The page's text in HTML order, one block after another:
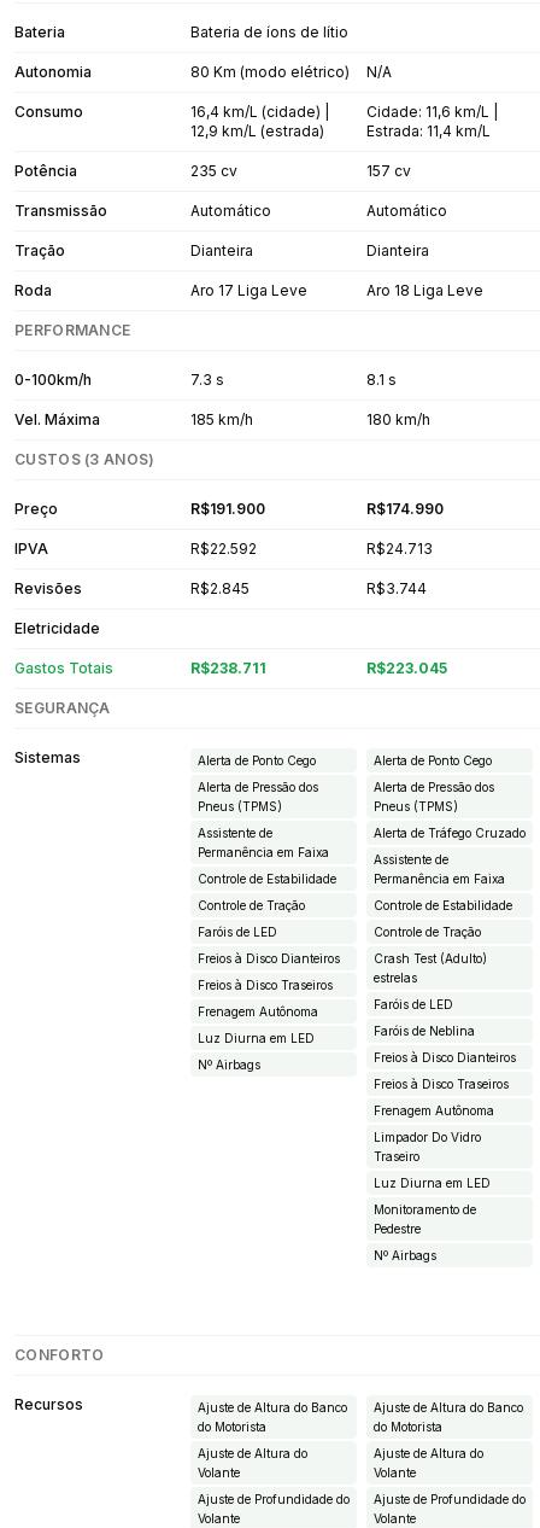
Bateria Bateria de íons de lítio
Autonomia 80 Km (modo elétrico) N/A
Consumo
16,4 km/L (cidade) |
12,9 km/L (estrada)
Cidade: 11,6 km/L |
Estrada: 11,4 km/L
Potência 235 cv 157 cv
Transmissão Automático Automático
Tração Dianteira Dianteira
Roda Aro 17 Liga Leve Aro 18 Liga Leve
PERFORMANCE
0-100km/h 7.3 s 8.1 s
Vel. Máxima 185 km/h 180 km/h
CUSTOS (3 ANOS)
Preço R$191.900 R$174.990
IPVA R$22.592 R$24.713
Revisões R$2.845 R$3.744
Eletricidade
Gastos Totais R$238.711 R$223.045
SEGURANÇA
Sistemas
Alerta de Ponto Cego
Alerta de Pressão dos
Pneus (TPMS)
Assistente de
Permanência em Faixa
Controle de Estabilidade
Controle de Tração
Faróis de LED
Freios à Disco Dianteiros
Freios à Disco Traseiros
Frenagem Autônoma
Luz Diurna em LED
Nº Airbags
Alerta de Ponto Cego
Alerta de Pressão dos
Pneus (TPMS)
Alerta de Tráfego Cruzado
Assistente de
Permanência em Faixa
Controle de Estabilidade
Controle de Tração
Crash Test (Adulto)
estrelas
Faróis de LED
Faróis de Neblina
Freios à Disco Dianteiros
Freios à Disco Traseiros
Frenagem Autônoma
Limpador Do Vidro
Traseiro
Luz Diurna em LED
Monitoramento de
Pedestre
Nº Airbags
CONFORTO
Recursos
Ajuste de Altura do Banco
do Motorista
Ajuste de Altura do
Volante
Ajuste de Profundidade do
Volante
Ajuste de Altura do Banco
do Motorista
Ajuste de Altura do
Volante
Ajuste de Profundidade do
Volante